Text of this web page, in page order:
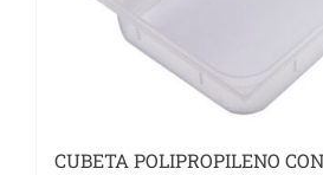
CUBETA POLIPROPILENO